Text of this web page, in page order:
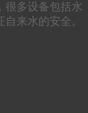
很多设备包括水
来水的安全。